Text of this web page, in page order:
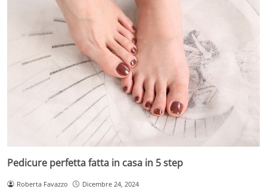
Pedicure perfetta fatta in casa in 5 step
Roberta Favazzo Dicembre 24, 2024